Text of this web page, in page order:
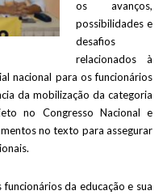
os avanços,
possibilidades e
desafios
relacionados à
nacional para os funcionários
da mobilização da categoria
no Congresso Nacional e
no texto para assegurar
da educação e sua